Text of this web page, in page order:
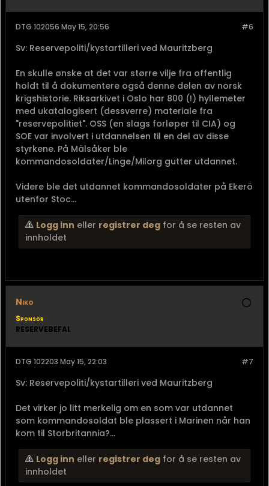
#6
DTG 102056 May 15, 20:56
Sv: Reservepoliti/kystartilleri ved Mauritzberg
En skulle ønske at det var større vilje fra offentlig
holdt til å dokumentere også denne delen av norsk
krigshistorie. Riksarkivet i Oslo har 800 (!) hyllemeter
med ukatalogisert (dessverre) materiale fra
"reservepolitiet". OSS (en slags forløper til CIA) og
SOE var involvert i utdannelsen til en del av disse
styrkene. På Mälsåker ble
kommandosoldater/Linge/Milorg gutter utdannet.
Videre ble det utdannet kommandosoldater på Ekerö
utenfor Stoc...
Logg inn eller registrer deg for å se resten av
innholdet
Niko
Sponsor
RESERVEBEFAL
#7
DTG 102203 May 15, 22:03
Sv: Reservepoliti/kystartilleri ved Mauritzberg
Det virker jo litt merkelig om en som var utdannet
som kommandosoldat ble plassert i Marinen når han
kom til Storbritannia?...
Logg inn eller registrer deg for å se resten av
innholdet